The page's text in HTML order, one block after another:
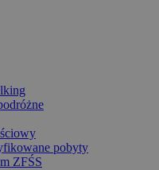
pobyty
ZFŚS